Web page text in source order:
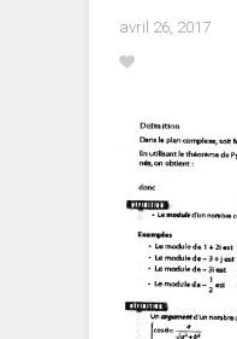
avril 26, 2017